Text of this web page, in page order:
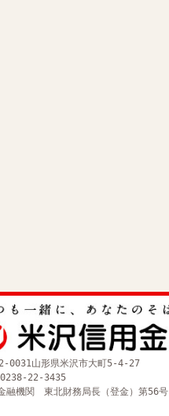
0031山形県米沢市大町5-4-27
22-3435
融機関 東北財務局長（登金）第56号